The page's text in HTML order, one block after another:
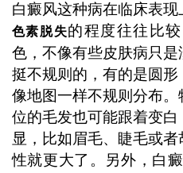
白癜风这种病在临床表现
色素脱失的程度往往比
色，不像有些皮肤病只
挺不规则的，有的是圆
像地图一样不规则分布
位的毛发也可能跟着变
显，比如眉毛、睫毛或
性就更大了。另外，白